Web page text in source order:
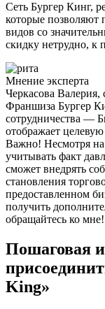
Сеть Бургер Кинг,
которые позволяют
видов со
скидку нетрудно, к
Мнение эксперта
Черкасова
Франшиза Бургер
сотрудничества —
отображает
Важно! Несмотря на
учитывать факт
сможет внедрять
становления
предоставленном
получить
обращайтесь ко мне!
Пошаговая
King»